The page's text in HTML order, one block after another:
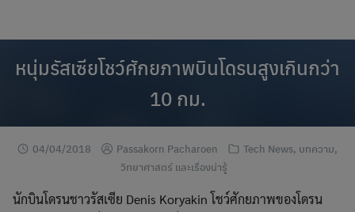
หนุ่มรัสเซียโชว์ศักยภาพบินโดรนสูงเกินกว่า
10 กม.
04/04/2018 Passakorn Pacharoen Tech News, บทความ,
วิทยาศาสตร์ และเรื่องน่ารู้
นักบินโดรนชาวรัสเซีย Denis Koryakin โชว์ศักยภาพของโดรน